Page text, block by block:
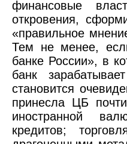
финансовые
откровения,
«правильное
Тем не менее,
банке России», в
банк
становится
принесла ЦБ
иностранной
кредитов;